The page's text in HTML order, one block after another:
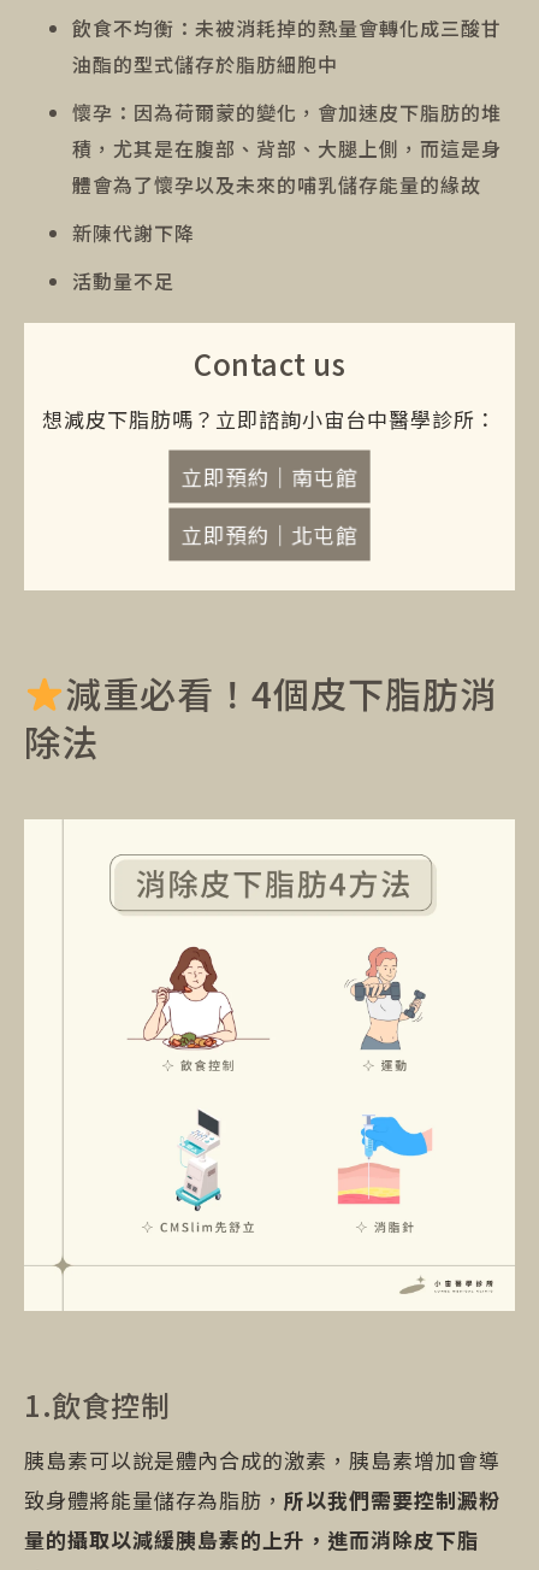
飲食不均衡：未被消耗掉的熱量會轉化成三酸甘
油酯的型式儲存於脂肪細胞中
懷孕：因為荷爾蒙的變化，會加速皮下脂肪的堆
積，尤其是在腹部、背部、大腿上側，而這是身
體會為了懷孕以及未來的哺乳儲存能量的緣故
新陳代謝下降
活動量不足
Contact us
想減皮下脂肪嗎？立即諮詢小宙台中醫學診所：
立即預約｜南屯館
立即預約｜北屯館
減重必看！4個皮下脂肪消
除法
1.飲食控制
胰島素可以說是體內合成的激素，胰島素增加會導
致身體將能量儲存為脂肪， 所以我們需要控制澱粉
量的攝取以減緩胰島素的上升，進而消除皮下脂